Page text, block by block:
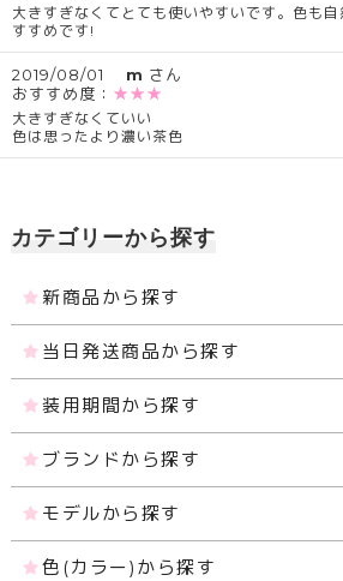
大きすぎなくてとても使いやすいです。色も
すすめです!
2019/08/01 m さん
おすすめ度： ★★★
大きすぎなくていい
色は思ったより濃い茶色
カテゴリーから探す
新商品から探す
当日発送商品から探す
装用期間から探す
ブランドから探す
モデルから探す
色(カラー)から探す